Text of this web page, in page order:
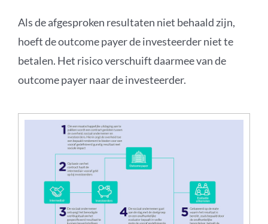
Als de afgesproken resultaten niet behaald zijn,
hoeft de outcome payer de investeerder niet te
betalen. Het risico verschuift daarmee van de
outcome payer naar de investeerder.